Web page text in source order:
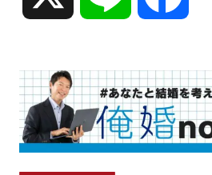
n
e
c
e